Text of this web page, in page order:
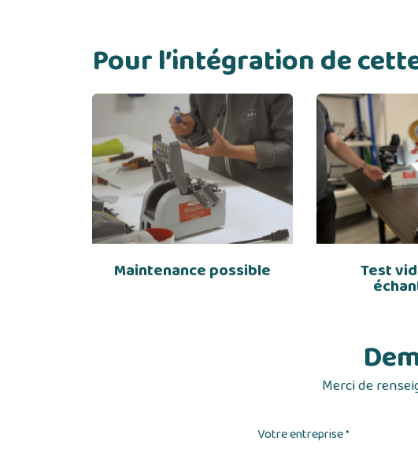
Pour l’intégration de
Maintenance possible Test
Merci de
Votre entreprise*